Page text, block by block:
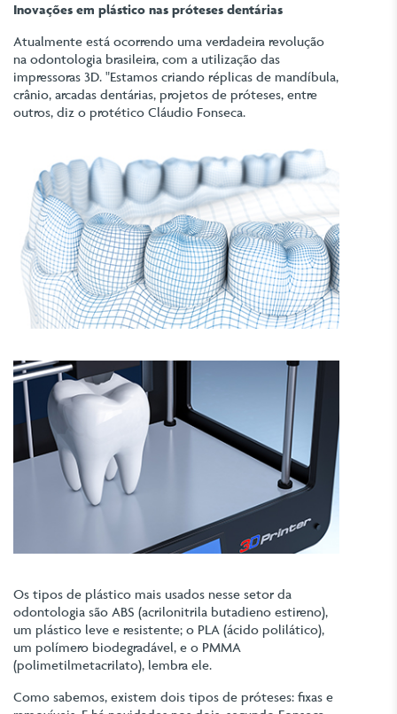
Inovações em plástico nas próteses dentárias
Atualmente está ocorrendo uma verdadeira revolução
na odontologia brasileira, com a utilização das
impressoras 3D. "Estamos criando réplicas de mandíbula,
crânio, arcadas dentárias, projetos de próteses, entre
outros, diz o protético Cláudio Fonseca.
Os tipos de plástico mais usados nesse setor da
odontologia são ABS (acrilonitrila butadieno estireno),
um plástico leve e resistente; o PLA (ácido polilático),
um polímero biodegradável, e o PMMA
(polimetilmetacrilato), lembra ele.
Como sabemos, existem dois tipos de próteses: fixas e